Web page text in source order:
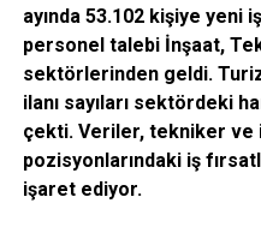
ayında 53.102 kişiye yeni
personel talebi İnşaat,
sektörlerinden geldi.
ilanı sayıları sektördeki
çekti. Veriler, tekniker ve
pozisyonlarındaki iş
işaret ediyor.